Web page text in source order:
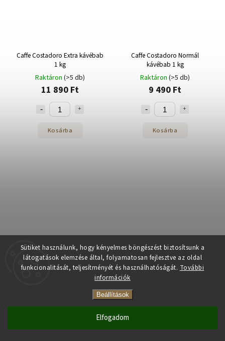
Sütiket használunk, hogy kényelmes böngészést biztosítsunk a
látogatások elemzése által, folyamatosan fejlesztve az oldal
funkcionalitását, teljesítményét és használhatóságát. További
információk
Beállítások
Elfogadom
Caffe Costadoro Extra kávébab
1 kg
Raktáron (>5 db)
11 890 Ft
Kosárba
Caffe Costadoro Normál
kávébab 1 kg
Raktáron (>5 db)
9 490 Ft
Kosárba
Caffe Costadoro Settanta
Caffe Costadoro Super kávébab